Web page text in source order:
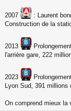
e
o
u
2007
: Laurent
Construction de la
2013
l'arrière gare, 222
2023
Lyon Sud, 391 millions
On comprend mieux la